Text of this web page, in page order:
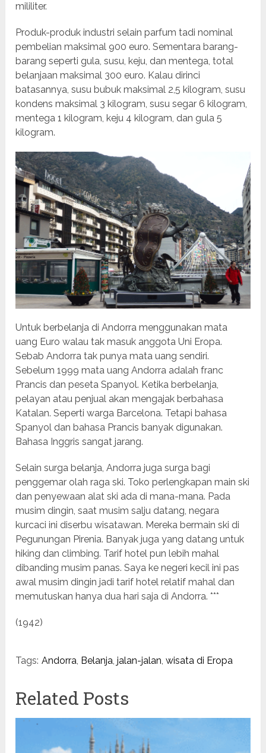
mililiter.
Produk-produk industri selain parfum tadi nominal
pembelian maksimal 900 euro. Sementara barang-
barang seperti gula, susu, keju, dan mentega, total
belanjaan maksimal 300 euro. Kalau dirinci
batasannya, susu bubuk maksimal 2,5 kilogram, susu
kondens maksimal 3 kilogram, susu segar 6 kilogram,
mentega 1 kilogram, keju 4 kilogram, dan gula 5
kilogram.
Untuk berbelanja di Andorra menggunakan mata
uang Euro walau tak masuk anggota Uni Eropa.
Sebab Andorra tak punya mata uang sendiri.
Sebelum 1999 mata uang Andorra adalah franc
Prancis dan peseta Spanyol. Ketika berbelanja,
pelayan atau penjual akan mengajak berbahasa
Katalan. Seperti warga Barcelona. Tetapi bahasa
Spanyol dan bahasa Prancis banyak digunakan.
Bahasa Inggris sangat jarang.
Selain surga belanja, Andorra juga surga bagi
penggemar olah raga ski. Toko perlengkapan main ski
dan penyewaan alat ski ada di mana-mana. Pada
musim dingin, saat musim salju datang, negara
kurcaci ini diserbu wisatawan. Mereka bermain ski di
Pegunungan Pirenia. Banyak juga yang datang untuk
hiking dan climbing. Tarif hotel pun lebih mahal
dibanding musim panas. Saya ke negeri kecil ini pas
awal musim dingin jadi tarif hotel relatif mahal dan
memutuskan hanya dua hari saja di Andorra. ***
(1942)
Tags: Andorra Belanja ,jalan-jalan ,wisata di Eropa
Related Posts